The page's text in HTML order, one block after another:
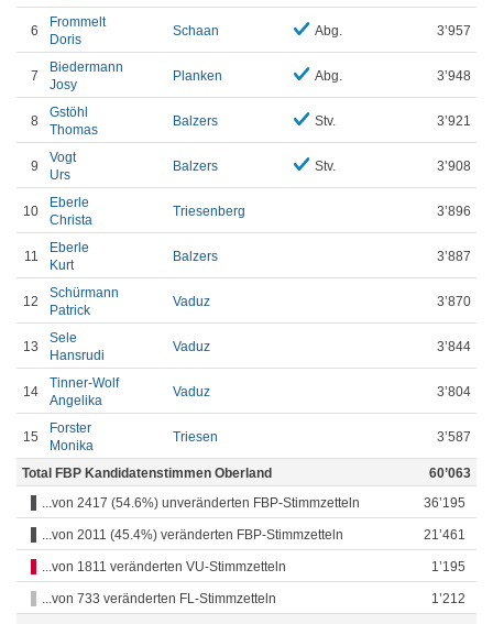
6
Frommelt
Doris
Schaan Abg. 3’957
7
Biedermann
Josy
Planken Abg. 3’948
8
Gstöhl
Thomas
Balzers Stv. 3’921
9
Vogt
Urs
Balzers Stv. 3’908
10
Eberle
Christa
Triesenberg 3’896
11
Eberle
Kurt
Balzers 3’887
12
Schürmann
Patrick
Vaduz 3’870
13
Sele
Hansrudi
Vaduz 3’844
14
Tinner-Wolf
Angelika
Vaduz 3’804
15
Forster
Monika
Triesen 3’587
Total FBP Kandidatenstimmen Oberland
60’063
...von 2417 (54.6%) unveränderten FBP-Stimmzetteln
36’195
...von 2011 (45.4%) veränderten FBP-Stimmzetteln 21’461
...von 1811 veränderten VU-Stimmzetteln 1’195
...von 733 veränderten FL-Stimmzetteln 1’212